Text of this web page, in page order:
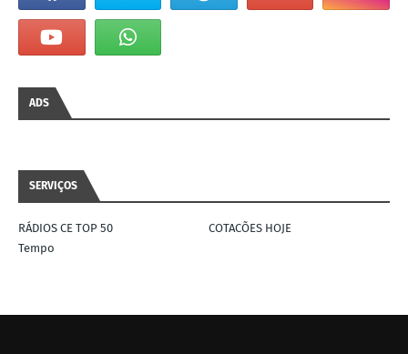
ADS
SERVIÇOS
RÁDIOS CE TOP 50
COTACÕES HOJE
Tempo